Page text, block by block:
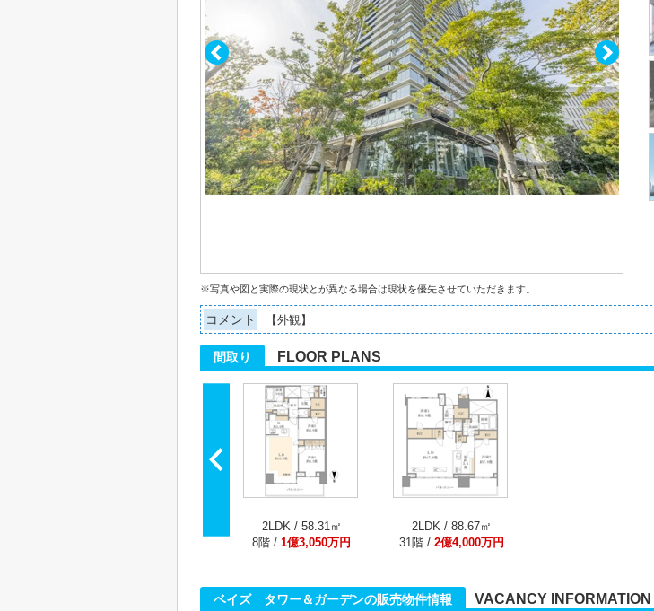
※写真や図と実際の現状とが異なる場合は現状を優先させていただきます。
コメント 【外観】
間取り FLOOR PLANS
-
2LDK / 58.31㎡
8階 / 1億3,050万円
-
2LDK / 88.67㎡
31階 / 2億4,000万円
ベイズ タワー＆ガーデンの販売物件情報 VACANCY INFORMATION